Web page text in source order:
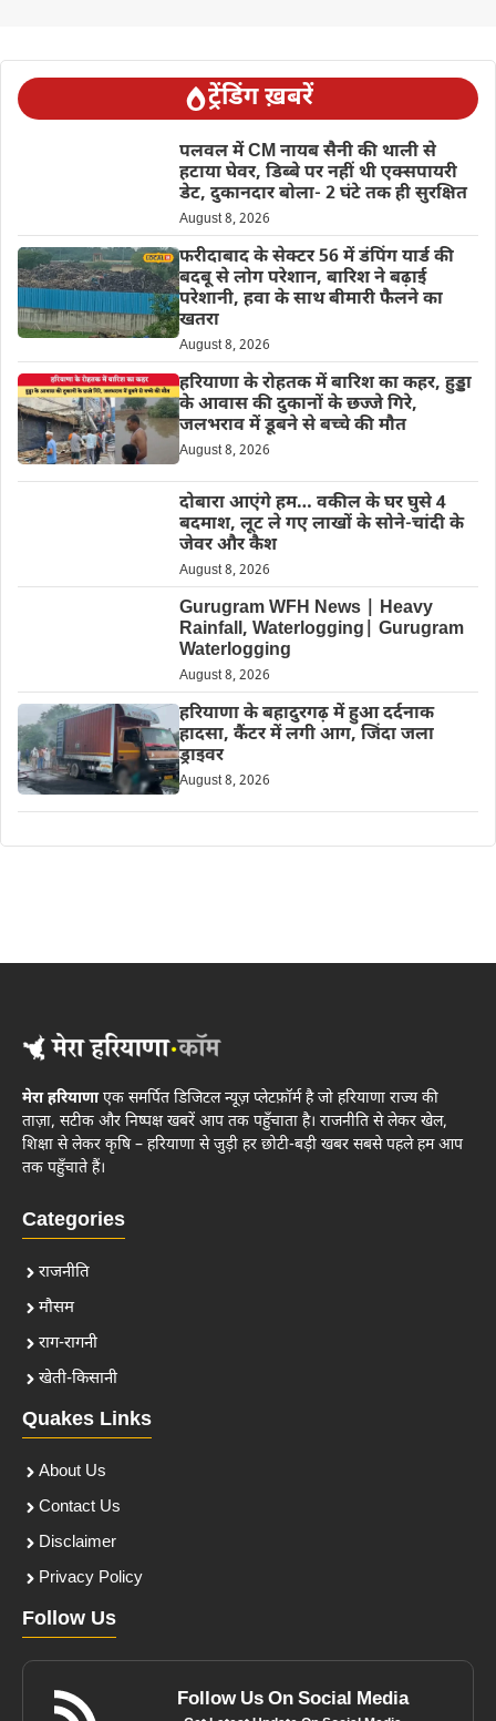
ट्रेंडिंग ख़बरें
पलवल में CM नायब सैनी की थाली से
हटाया घेवर, डिब्बे पर नहीं थी एक्सपायरी
डेट, दुकानदार बोला- 2 घंटे तक ही सुरक्षित
August 8, 2026
फरीदाबाद के सेक्टर 56 में डंपिंग यार्ड की
बदबू से लोग परेशान, बारिश ने बढ़ाई
परेशानी, हवा के साथ बीमारी फैलने का
खतरा
August 8, 2026
हरियाणा के रोहतक में बारिश का कहर, हुड्डा
के आवास की दुकानों के छज्जे गिरे,
जलभराव में डूबने से बच्चे की मौत
August 8, 2026
दोबारा आएंगे हम… वकील के घर घुसे 4
बदमाश, लूट ले गए लाखों के सोने-चांदी के
जेवर और कैश
August 8, 2026
Gurugram WFH News | Heavy
Rainfall, Waterlogging| Gurugram
Waterlogging
August 8, 2026
हरियाणा के बहादुरगढ़ में हुआ दर्दनाक
हादसा, कैंटर में लगी आग, जिंदा जला
ड्राइवर
August 8, 2026
मेरा हरियाणाएक समर्पित डिजिटल न्यूज़ प्लेटफ़ॉर्म है जो हरियाणा राज्य की
ताज़ा, सटीक और निष्पक्ष खबरें आप तक पहुँचाता है। राजनीति से लेकर खेल,
शिक्षा से लेकर कृषि – हरियाणा से जुड़ी हर छोटी-बड़ी खबर सबसे पहले हम आप
तक पहुँचाते हैं।
Categories
राजनीति
मौसम
राग-रागनी
खेती-किसानी
Quakes Links
About Us
Contact Us
Disclaimer
Privacy Policy
Follow Us
Follow Us On Social Media